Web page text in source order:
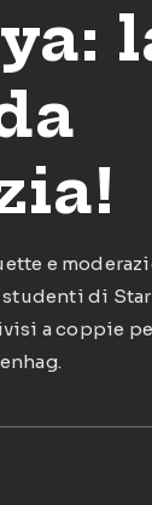
e
di
a coppie